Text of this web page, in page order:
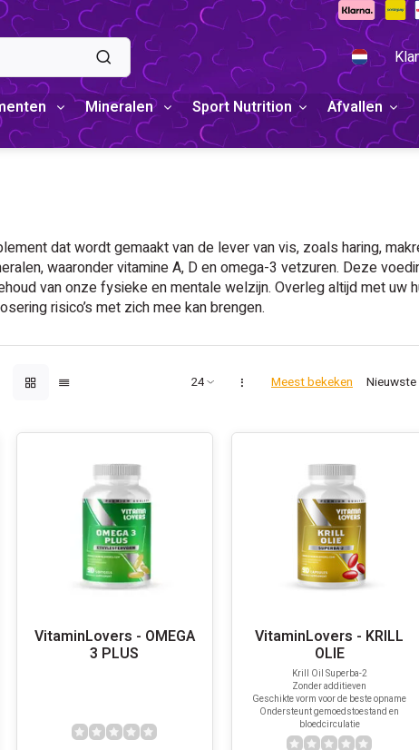
Mineralen Sport Nutrition
Afvallen
dat wordt gemaakt van de lever van vis, zoals haring,
waaronder vitamine A, D en omega-3 vetzuren. Deze
van onze fysieke en mentale welzijn. Overleg altijd met uw
risico’s met zich mee kan brengen.
Meest bekeken
VitaminLovers - OMEGA
3 PLUS
VitaminLovers - KRILL
OLIE
Krill Oil Superba-2
Zonder additieven
Geschikte vorm voor de beste opname
Ondersteunt gemoedstoestand en
bloedcirculatie